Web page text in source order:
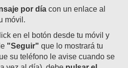
por día con un enlace al
móvil.
en el botón desde tu móvil y
"Seguir" que lo mostrará tu
su teléfono le avise cuando se